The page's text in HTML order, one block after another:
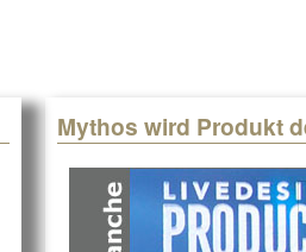
Mythos wird Produkt